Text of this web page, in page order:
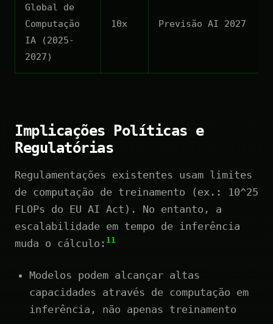
Global de
Computação
IA (2025-
2027)
10x Previsão AI 2027
Implicações Políticas e
Regulatórias
Regulamentações existentes usam limites
de computação de treinamento (ex.: 10^25
FLOPs do EU AI Act). No entanto, a
escalabilidade em tempo de inferência
muda o cálculo: 11
Modelos podem alcançar altas
capacidades através de computação em
inferência, não apenas treinamento